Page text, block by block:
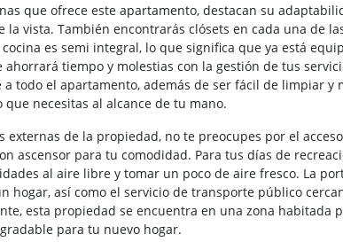
que ofrece este apartamento, destacan su
vista. También encontrarás clósets en cada una de
es semi integral, lo que significa que ya está
tiempo y molestias con la gestión de tus
todo el apartamento, además de ser fácil de limpiar y
necesitas al alcance de tu mano.
externas de la propiedad, no te preocupes por el
ascensor para tu comodidad. Para tus días de
al aire libre y tomar un poco de aire fresco. La
hogar, así como el servicio de transporte público
esta propiedad se encuentra en una zona habitada
para tu nuevo hogar.